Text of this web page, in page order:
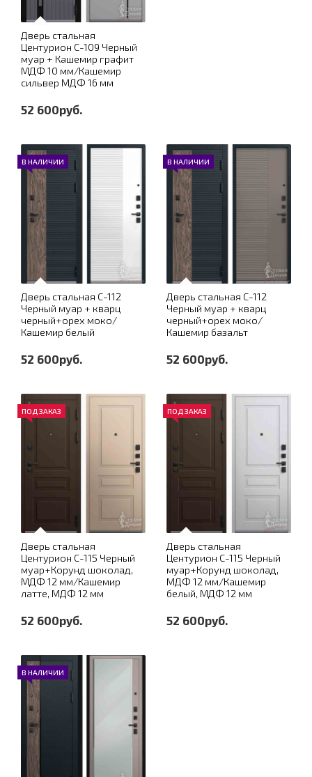
Дверь стальная
Центурион С-109 Черный
муар + Кашемир графит
МДФ 10 мм/Кашемир
сильвер МДФ 16 мм
52 600руб.
В НАЛИЧИИ
Дверь стальная С-112
Черный муар + кварц
черный+орех моко/
Кашемир белый
52 600руб.
В НАЛИЧИИ
Дверь стальная С-112
Черный муар + кварц
черный+орех моко/
Кашемир базальт
52 600руб.
ПОД ЗАКАЗ
Дверь стальная
Центурион С-115 Черный
муар+Корунд шоколад,
МДФ 12 мм/Кашемир
латте, МДФ 12 мм
52 600руб.
ПОД ЗАКАЗ
Дверь стальная
Центурион С-115 Черный
муар+Корунд шоколад,
МДФ 12 мм/Кашемир
белый, МДФ 12 мм
52 600руб.
В НАЛИЧИИ